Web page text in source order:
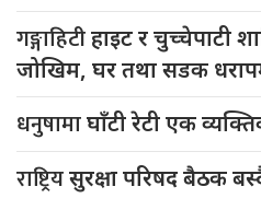
गङ्गाहिटीहाइट र चुच्चेपाटी
जोखिम, घर तथा सडक
धनुषामाघाँटी रेटी एक
राष्ट्रियसुरक्षा परिषद बैठक